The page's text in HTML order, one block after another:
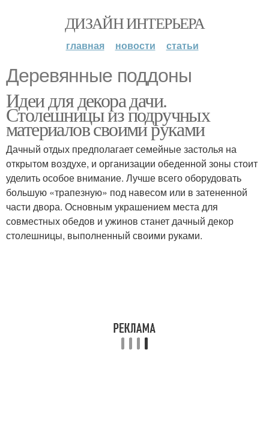
ДИЗАЙН ИНТЕРЬЕРА
главная новости статьи
Деревянные поддоны
Идеи для декора дачи.
Столешницы из подручных
материалов своими руками
Дачный отдых предполагает семейные застолья на
открытом воздухе, и организации обеденной зоны стоит
уделить особое внимание. Лучше всего оборудовать
большую «трапезную» под навесом или в затененной
части двора. Основным украшением места для
совместных обедов и ужинов станет дачный декор
столешницы, выполненный своими руками.